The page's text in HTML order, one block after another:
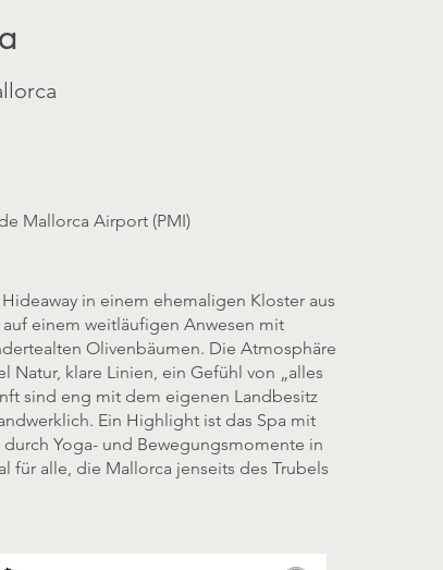
Mallorca Airport (PMI)
in einem ehemaligen Kloster aus
einem weitläufigen Anwesen mit
Olivenbäumen. Die Atmosphäre
Natur, klare Linien, ein Gefühl von „alles
sind eng mit dem eigenen Landbesitz
Ein Highlight ist das Spa mit
Yoga- und Bewegungsmomente in
für alle, die Mallorca jenseits des Trubels